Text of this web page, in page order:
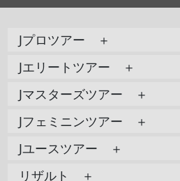
Jプロツアー ＋
Jエリートツアー ＋
Jマスターズツアー ＋
Jフェミニンツアー ＋
Jユースツアー ＋
リザルト ＋